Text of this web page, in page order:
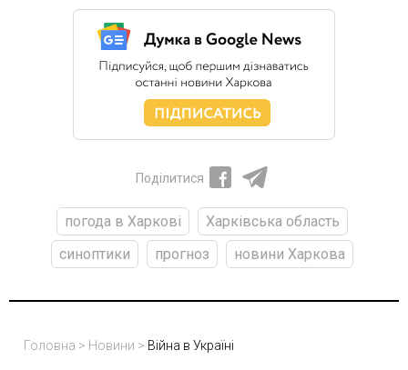
Поділитися
погода в Харкові
Харківська область
синоптики
прогноз новини Харкова
Головна > Новини > Війна в Україні